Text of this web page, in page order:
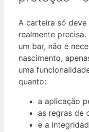
A carteira só
realmente
um bar, não é
nascimento,
uma
quanto:
a aplicação
as regras de
e a